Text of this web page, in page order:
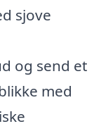
sjove
og send et
med